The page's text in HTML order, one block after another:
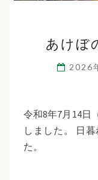
あけぼ
2026
令和8年7月14日
しました。 日
た。